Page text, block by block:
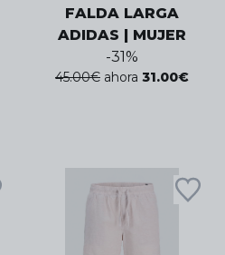
FALDA LARGA
ADIDAS | MUJER
-31%
45.00€ ahora 31.00€